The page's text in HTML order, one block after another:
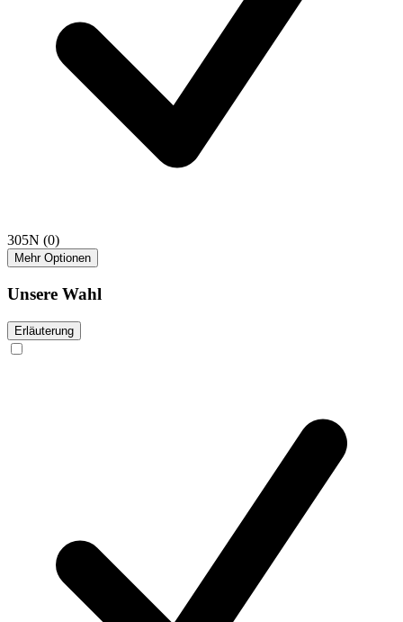
305N (0)
Mehr Optionen
Unsere Wahl
Erläuterung